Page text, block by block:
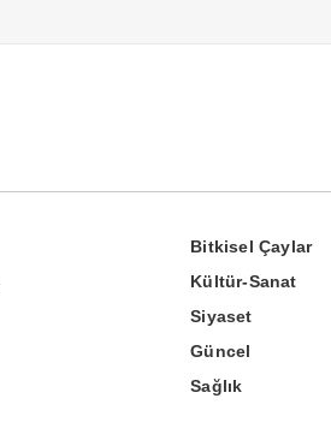
Bitkisel Çaylar
Kültür-Sanat
Siyaset
Güncel
Sağlık